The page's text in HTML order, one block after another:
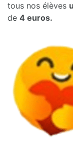
tous nos élèves
de 4 euros.